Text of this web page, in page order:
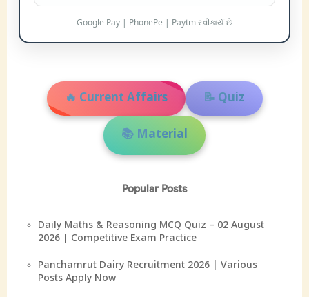
Google Pay | PhonePe | Paytm સ્વીકાર્ય છે
🔥 Current Affairs 📝 Quiz
📚 Material
Popular Posts
Daily Maths & Reasoning MCQ Quiz – 02 August
2026 | Competitive Exam Practice
Panchamrut Dairy Recruitment 2026 | Various
Posts Apply Now